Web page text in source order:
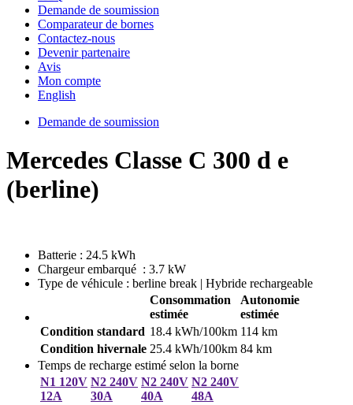
Demande de soumission
Comparateur de bornes
Contactez-nous
Devenir partenaire
Avis
Mon compte
English
Demande de soumission
Mercedes Classe C 300 d e
(berline)
Batterie : 24.5 kWh
Chargeur embarqué : 3.7 kW
Type de véhicule : berline break | Hybride rechargeable
Consommation
estimée
Autonomie
estimée
Condition standard 18.4 kWh/100km 114 km
Condition hivernale 25.4 kWh/100km 84 km
Temps de recharge estimé selon la borne
N1 120V
12A
N2 240V
30A
N2 240V
40A
N2 240V
48A